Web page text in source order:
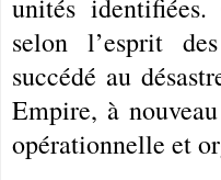
unités
selon l’esprit
succédé au
Empire, à
opérationnelle et